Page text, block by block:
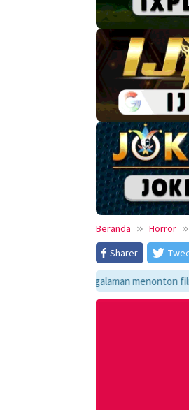
Beranda Horror
Sharer
pengalaman menonton film terbaru